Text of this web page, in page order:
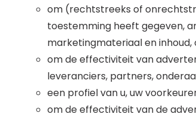
om (rechtstreeks of
toestemming heeft gegeven,
marketingmateriaal en inhoud,
om de effectiviteit van
leveranciers, partners,
een profiel van u, uw
om de effectiviteit van de